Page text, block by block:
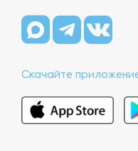
Скачайте